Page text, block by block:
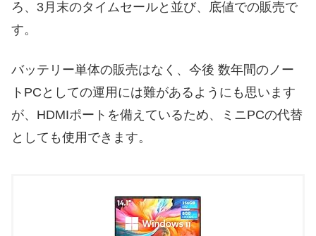
ろ、3月末のタイムセールと並び、底値での販売で
す。
バッテリー単体の販売はなく、今後 数年間のノー
トPCとしての運用には難があるようにも思います
が、HDMIポートを備えているため、ミニPCの代替
としても使用できます。